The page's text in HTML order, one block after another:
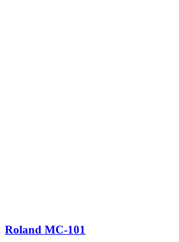
Roland MC-101